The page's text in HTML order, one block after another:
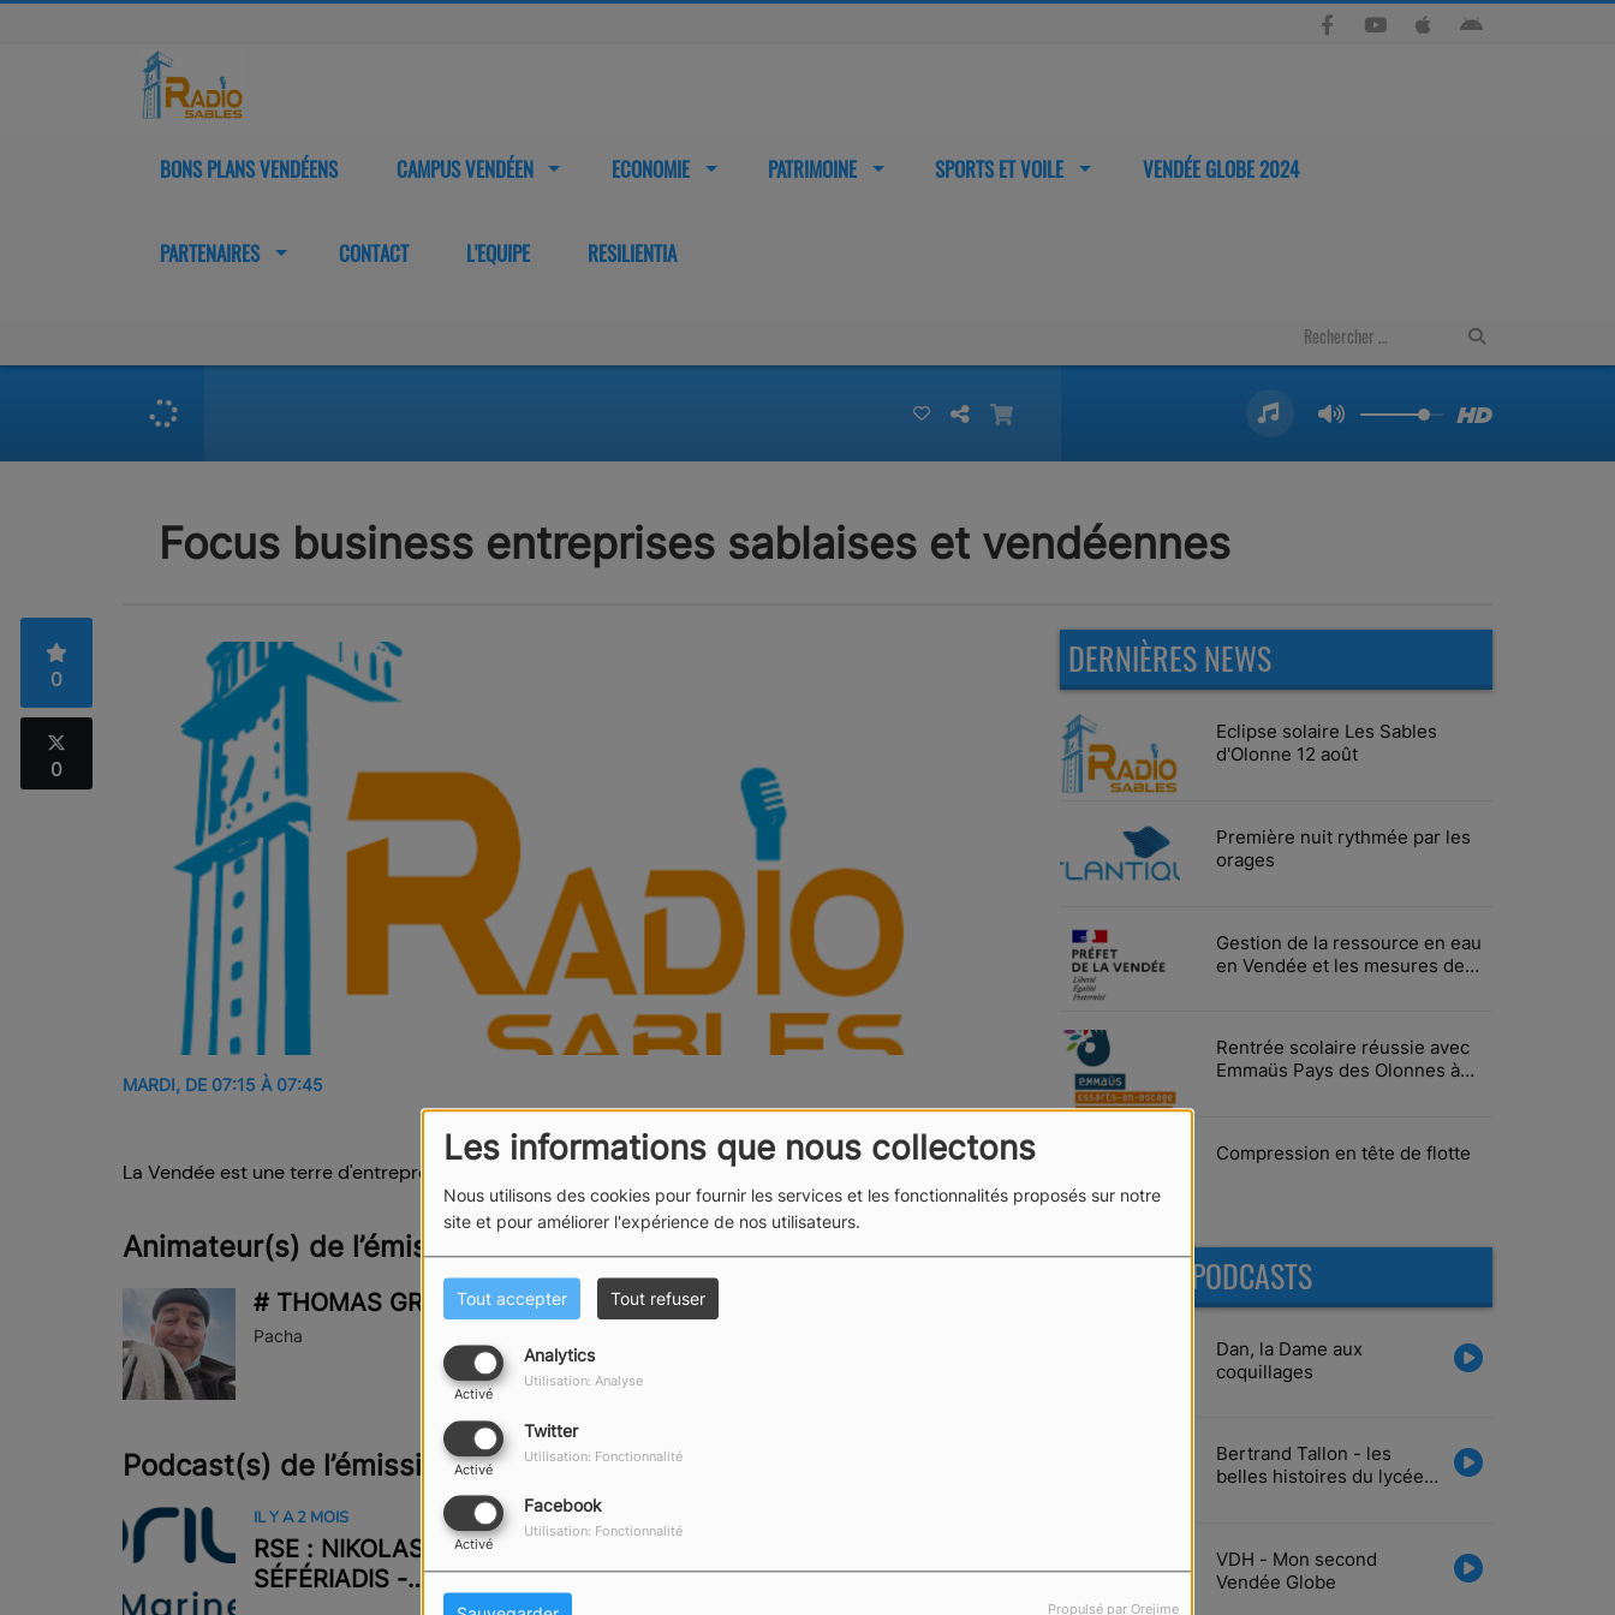
Les informations que nous collectons
Nous utilisons des cookies pour fournir les services et les fonctionnalités proposés sur notre
site et pour améliorer l'expérience de nos utilisateurs.
Tout accepter Tout refuser
Analytics
Activé
Utilisation: Analyse
Twitter
Activé
Utilisation: Fonctionnalité
Facebook
Activé
Utilisation: Fonctionnalité
Propulsé par Orejime
BONS PLANS VENDÉENS CAMPUS VENDÉEN ECONOMIE PATRIMOINE SPORTS ET VOILE VENDÉE GLOBE 2024
PARTENAIRES CONTACT L'EQUIPE RESILIENTIA
Focus business entreprises sablaises et vendéennes
0
0
MARDI, DE 07:15 À 07:45
La Vendée est une terre d'entrepreneurs. Cette émission a pour vocation de les mettre en valeur.
Animateur(s) de l’émission
# THOMAS GRIMAUX
Pacha
Podcast(s) de l’émission
IL Y A 2 MOIS
RSE : NIKOLAS
SÉFÉRIADIS -
- APRIL MARINE -
DERNIÈRES NEWS
Eclipse solaire Les Sables
d'Olonne 12 août
Première nuit rythmée par les
orages
Gestion de la ressource en eau
en Vendée et les mesures de
Rentrée scolaire réussie avec
Emmaüs Pays des Olonnes à
Compression en tête de flotte
DERNIERS PODCASTS
Dan, la Dame aux
coquillages
Bertrand Tallon - les
belles histoires du lycée
VDH - Mon second
Vendée Globe